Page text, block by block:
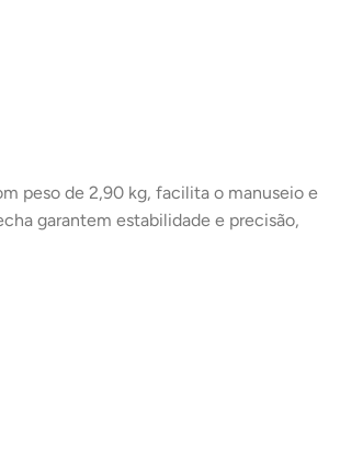
peso de 2,90 kg, facilita o manuseio e
garantem estabilidade e precisão,